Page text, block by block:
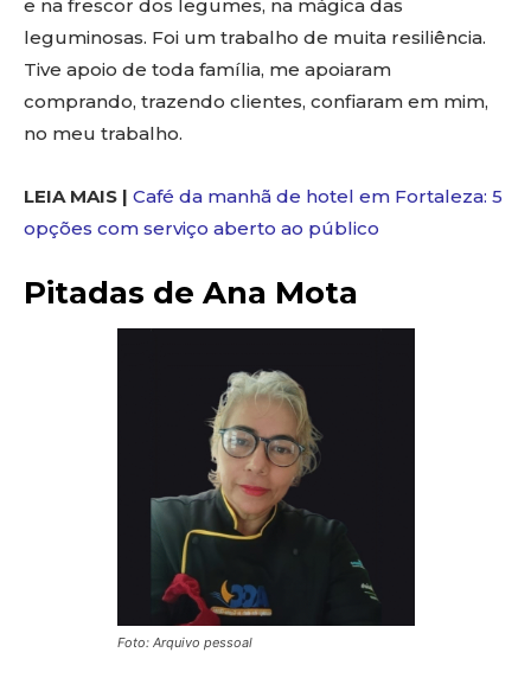
e na frescor dos legumes, na mágica das
leguminosas. Foi um trabalho de muita resiliência.
Tive apoio de toda família, me apoiaram
comprando, trazendo clientes, confiaram em mim,
no meu trabalho.
LEIA MAIS | Café da manhã de hotel em Fortaleza: 5
opções com serviço aberto ao público
Pitadas de Ana Mota
Foto: Arquivo pessoal